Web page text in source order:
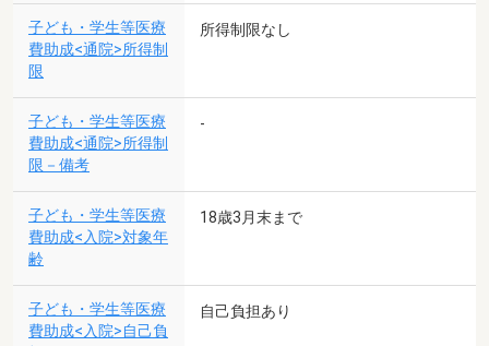
子ども・学生等医療
費助成<通院>所得制
限
所得制限なし
子ども・学生等医療
費助成<通院>所得制
限－備考
-
子ども・学生等医療
費助成<入院>対象年
齢
18歳3月末まで
子ども・学生等医療
費助成<入院>自己負
自己負担あり